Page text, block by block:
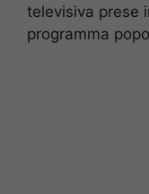
televisiva prese
programma